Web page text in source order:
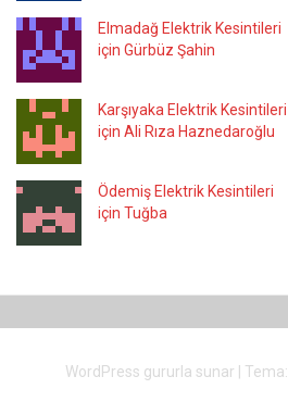
Elmadağ Elektrik Kesintileri
için Gürbüz Şahin
Karşıyaka Elektrik Kesintileri
için Ali Rıza Haznedaroğlu
Ödemiş Elektrik Kesintileri
için Tuğba
WordPress gururla sunar Tema: